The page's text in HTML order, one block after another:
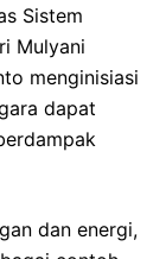
Sistem
Mulyani
menginisiasi
dapat
dan energi,